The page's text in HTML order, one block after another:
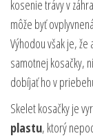
kosenie trávy v
môže byť
Výhodou však je,
samotnej kosačky,
dobíjať ho v
Skelet kosačky je
plastu, ktorý